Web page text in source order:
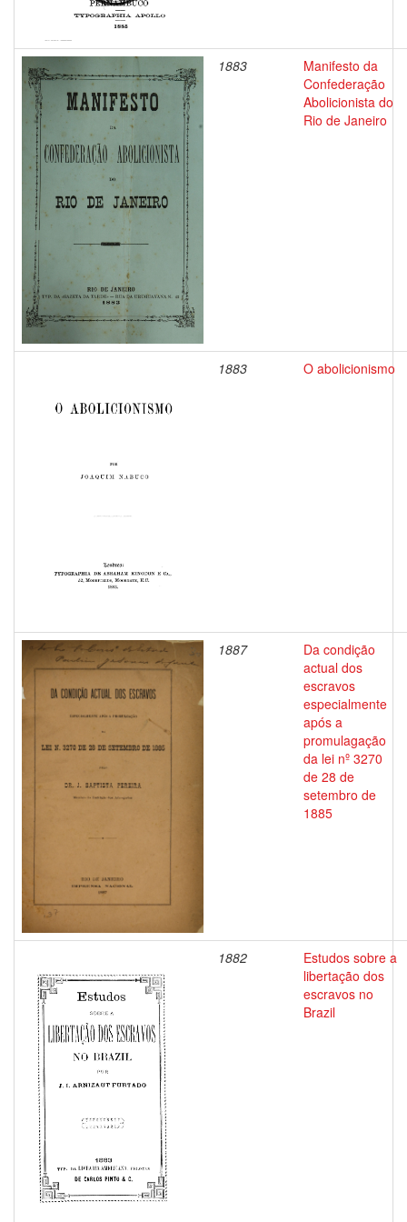
1883
Manifesto da
Confederação
Abolicionista do
Rio de Janeiro
1883 O abolicionismo
1887
Da condição
actual dos
escravos
especialmente
após a
promulagação
da lei nº 3270
de 28 de
setembro de
1885
1882
Estudos sobre a
libertação dos
escravos no
Brazil